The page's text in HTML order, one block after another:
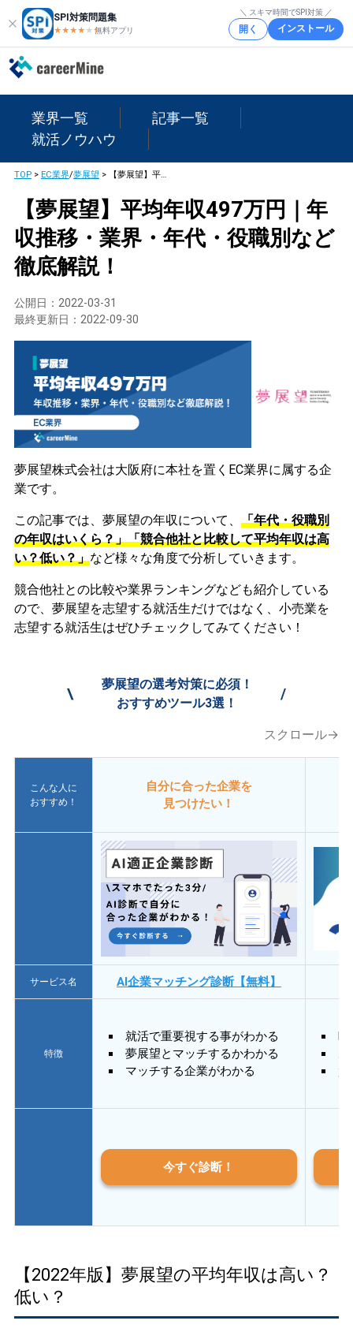
SPI対策問題集
★★★★ ★★
無料アプリ
＼ スキマ時間でSPI対策 ／
開く インストール
業界一覧
記事一覧
就活ノウハウ
TOP> EC業界/夢展望 > 【夢展望】平均年収497万円｜年収推移・業界・年代・役職別など徹底解説！
【夢展望】平均年収497万円｜年
収推移・業界・年代・役職別など
徹底解説！
公開日： 2022-03-31
最終更新日： 2022-09-30
夢展望株式会社は大阪府に本社を置くEC業界に属する企
業です。
この記事では、夢展望の年収について、 「年代・役職別
の年収はいくら？」「競合他社と比較して平均年収は高
い？低い？」など様々な角度で分析していきます。
競合他社との比較や業界ランキングなども紹介している
ので、夢展望を志望する就活生だけではなく、小売業を
志望する就活生はぜひチェックしてみてください！
\
夢展望の選考対策に必須！
おすすめツール3選！
/
スクロール→
こんな人に
おすすめ！
自分に合った企業を
見つけたい！
サービス名 AI企業マッチング診断【無料】
特徴
就活で重要視する事がわかる
夢展望とマッチするかわかる
マッチする企業がわかる
質
今すぐ診断！
【2022年版】夢展望の平均年収は高い？
低い？